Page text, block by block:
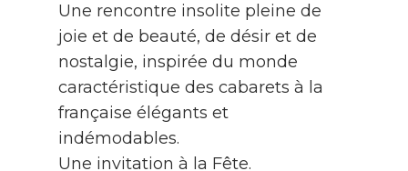
Une rencontre insolite pleine de
joie et de beauté, de désir et de
nostalgie, inspirée du monde
caractéristique des cabarets à la
française élégants et
indémodables.
Une invitation à la Fête.